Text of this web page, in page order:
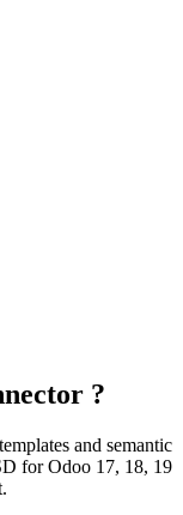
?
and semantic
for Odoo 17, 18, 19